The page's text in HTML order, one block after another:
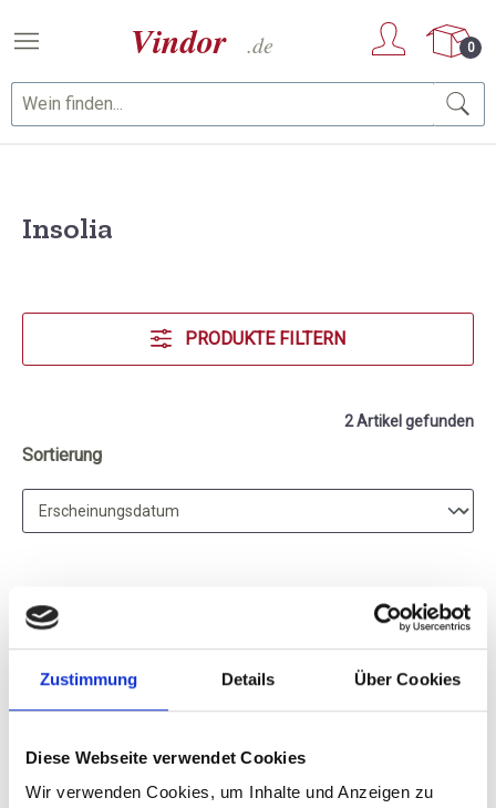
Zustimmung Details Über Cookies
Diese Webseite verwendet Cookies
Wir verwenden Cookies, um Inhalte und Anzeigen zu
Zum Hauptinhalt springen
0
Insolia
PRODUKTE FILTERN
2 Artikel gefunden
Sortierung
Sparpaket: 12 Flaschen
Sicilia
trocken